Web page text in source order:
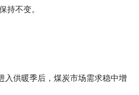
持不变。
入供暖季后，煤炭市场需求稳中增